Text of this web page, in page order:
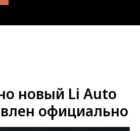
новый Li Auto
официально